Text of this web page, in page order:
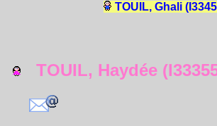
TOUIL, Ghali
TOUIL, Haydée